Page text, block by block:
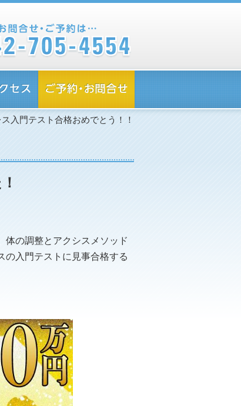
入門テスト合格おめでとう！！
体の調整とアクシスメソッド
の入門テストに見事合格する